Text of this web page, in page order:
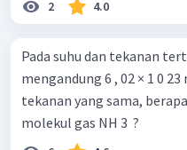
2 4.0
Pada suhu dan tekanan
mengandung 6 , 02 × 1 0
tekanan yang sama,
molekul gas NH 3 ​ ?